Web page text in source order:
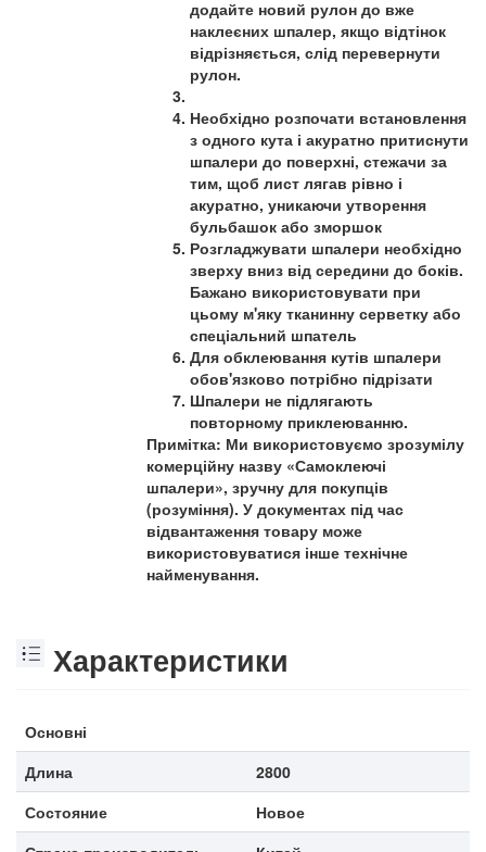
додайте новий рулон до вже
наклеєних шпалер, якщо відтінок
відрізняється, слід перевернути
рулон.
Необхідно розпочати встановлення
з одного кута і акуратно притиснути
шпалери до поверхні, стежачи за
тим, щоб лист лягав рівно і
акуратно, уникаючи утворення
бульбашок або зморшок
Розгладжувати шпалери необхідно
зверху вниз від середини до боків.
Бажано використовувати при
цьому м'яку тканинну серветку або
спеціальний шпатель
Для обклеювання кутів шпалери
обов'язково потрібно підрізати
Шпалери не підлягають
повторному приклеюванню.
Примітка: Ми використовуємо зрозумілу
комерційну назву «Самоклеючі
шпалери», зручну для покупців
(розуміння). У документах під час
відвантаження товару може
використовуватися інше технічне
найменування.
Характеристики
Основні
Длина
2800
Состояние
Новое